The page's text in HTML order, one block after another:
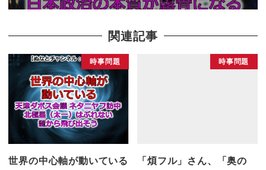
関連記事
時事問題
世界の中心軸が動いている
時事問題
「煩フル」さん、「奥の